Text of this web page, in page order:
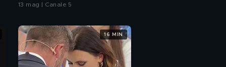
Matteo Branciamore e
Marta Filippi: "Ci
piacerebbe diventare
genitori"
13 mag | Canale 5
16 MIN